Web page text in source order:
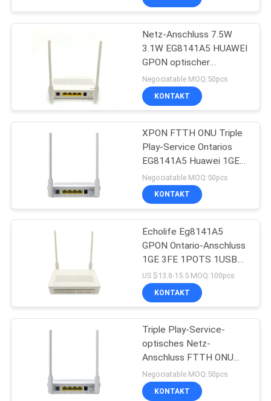
Netz-Anschluss 7.5W
3.1W EG8141A5 HUAWEI
GPON optischer
Anschluss-2.4G
Negociatable MOQ:50pcs
KONTAKT
XPON FTTH ONU Triple
Play-Service Ontarios
EG8141A5 Huawei 1GE
3FE USB VOIP USB
Negociatable MOQ:50pcs
KONTAKT
Echolife Eg8141A5
GPON Ontario-Anschluss
1GE 3FE 1POTS 1USB
2.4G WiFi 5dBi
US $13.8-15.5 MOQ:100pcs
KONTAKT
Triple Play-Service-
optisches Netz-
Anschluss FTTH ONU
EG8141A5 FTTH GPON
1GE 3FE USB VOIP USB
Negociatable MOQ:50pcs
KONTAKT